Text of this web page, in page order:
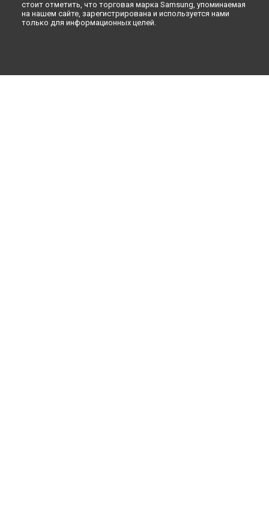
стоит отметить, что торговая марка Samsung, упоминаемая
на нашем сайте, зарегистрирована и используется нами
только для информационных целей.